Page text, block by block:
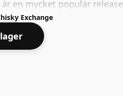
en mycket populär
Exchange